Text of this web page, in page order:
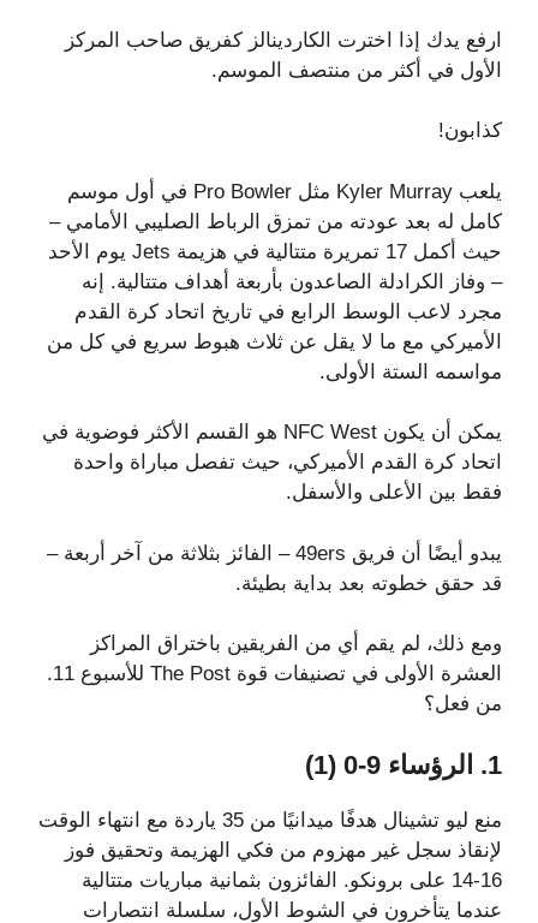
ارفع يدك إذا اخترت الكاردينالز كفريق صاحب المركز
الأول في أكثر من منتصف الموسم.
كذابون!
يلعب Kyler Murray مثل Pro Bowler في أول موسم
كامل له بعد عودته من تمزق الرباط الصليبي الأمامي –
حيث أكمل 17 تمريرة متتالية في هزيمة Jets يوم الأحد
– وفاز الكرادلة الصاعدون بأربعة أهداف متتالية. إنه
مجرد لاعب الوسط الرابع في تاريخ اتحاد كرة القدم
الأميركي مع ما لا يقل عن ثلاث هبوط سريع في كل من
مواسمه الستة الأولى.
يمكن أن يكون NFC West هو القسم الأكثر فوضوية في
اتحاد كرة القدم الأميركي، حيث تفصل مباراة واحدة
فقط بين الأعلى والأسفل.
يبدو أيضًا أن فريق 49ers – الفائز بثلاثة من آخر أربعة –
قد حقق خطوته بعد بداية بطيئة.
ومع ذلك، لم يقم أي من الفريقين باختراق المراكز
العشرة الأولى في تصنيفات قوة The Post للأسبوع 11.
من فعل؟
1. الرؤساء 9-0 (1)
منع ليو تشينال هدفًا ميدانيًا من 35 ياردة مع انتهاء الوقت
لإنقاذ سجل غير مهزوم من فكي الهزيمة وتحقيق فوز
16-14 على برونكو. الفائزون بثمانية مباريات متتالية
عندما يتأخرون في الشوط الأول، سلسلة انتصارات